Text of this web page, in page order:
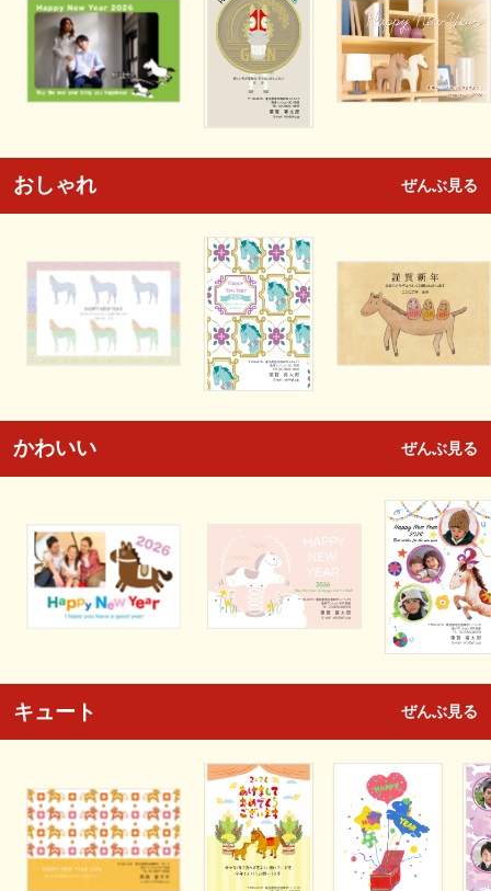
おしゃれ ぜんぶ見る
かわいい ぜんぶ見る
キュート ぜんぶ見る